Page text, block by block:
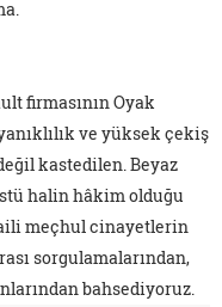
firmasının Oyak
ve yüksek çekiş
kastedilen. Beyaz
halin hâkim olduğu
meçhul cinayetlerin
sorgulamalarından,
bahsediyoruz.